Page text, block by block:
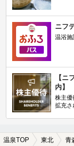
ニフ
温浴施
【ニ
内】
株主優
拡充さ
温泉TOP 東北 青